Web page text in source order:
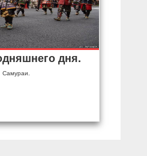
дня.
Самураи.